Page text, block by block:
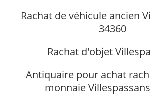
Rachat de véhicule ancien
34360
Rachat d'objet
Antiquaire pour achat
monnaie